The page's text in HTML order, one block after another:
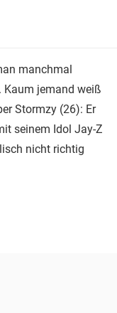
manchmal
Kaum jemand weiß
Stormzy (26): Er
seinem Idol Jay-Z
nicht richtig